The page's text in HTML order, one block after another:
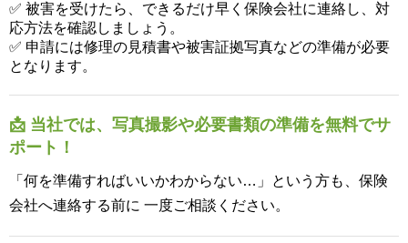
✅ 被害を受けたら、できるだけ早く保険会社に連絡し、対
応方法を確認しましょう。
✅ 申請には修理の見積書や被害証拠写真などの準備が必要
となります。
📩 当社では、写真撮影や必要書類の準備を無料でサ
ポート！
「何を準備すればいいかわからない…」という方も、保険
会社へ連絡する前に 一度ご相談ください。